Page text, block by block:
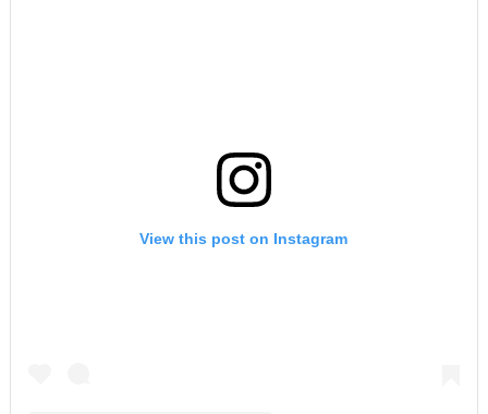
View this post on Instagram